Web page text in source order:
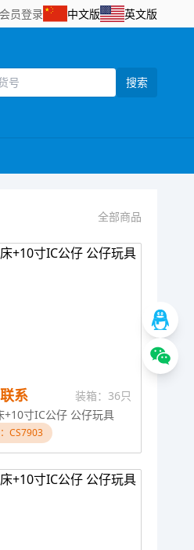
会员登录 中文版 英文版
搜索
全部商品
系
装箱：36只
+10寸IC公仔 公仔玩具
CS7903